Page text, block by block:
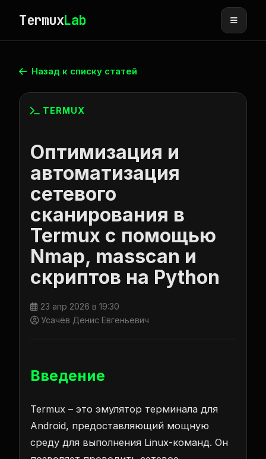
TermuxLab
Назад к списку статей
TERMUX
Оптимизация и
автоматизация
сетевого
сканирования в
Termux с помощью
Nmap, masscan и
скриптов на Python
23 апр 2026 в 19:30
Усачёв Денис Евгеньевич
Введение
Termux – это эмулятор терминала для
Android, предоставляющий мощную
среду для выполнения Linux-команд. Он